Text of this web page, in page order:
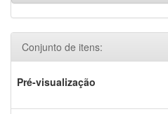
Conjunto de itens:
Pré-visualização